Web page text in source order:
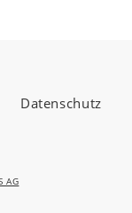
Datenschutz
AG